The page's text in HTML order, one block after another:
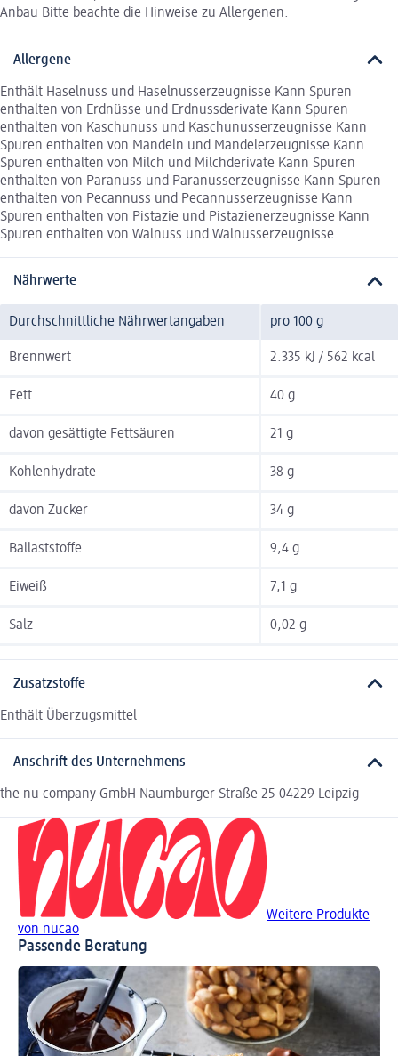
Anbau Bitte beachte die Hinweise zu Allergenen.
Allergene
Enthält Haselnuss und Haselnusserzeugnisse Kann Spuren
enthalten von Erdnüsse und Erdnussderivate Kann Spuren
enthalten von Kaschunuss und Kaschunusserzeugnisse Kann
Spuren enthalten von Mandeln und Mandelerzeugnisse Kann
Spuren enthalten von Milch und Milchderivate Kann Spuren
enthalten von Paranuss und Paranusserzeugnisse Kann Spuren
enthalten von Pecannuss und Pecannusserzeugnisse Kann
Spuren enthalten von Pistazie und Pistazienerzeugnisse Kann
Spuren enthalten von Walnuss und Walnusserzeugnisse
Nährwerte
Durchschnittliche Nährwertangaben pro 100 g
Brennwert 2.335 kJ / 562 kcal
Fett 40 g
davon gesättigte Fettsäuren 21 g
Kohlenhydrate 38 g
davon Zucker 34 g
Ballaststoffe 9,4 g
Eiweiß 7,1 g
Salz 0,02 g
Zusatzstoffe
Enthält Überzugsmittel
Anschrift des Unternehmens
the nu company GmbH Naumburger Straße 25 04229 Leipzig
Weitere Produkte
von nucao
Passende Beratung